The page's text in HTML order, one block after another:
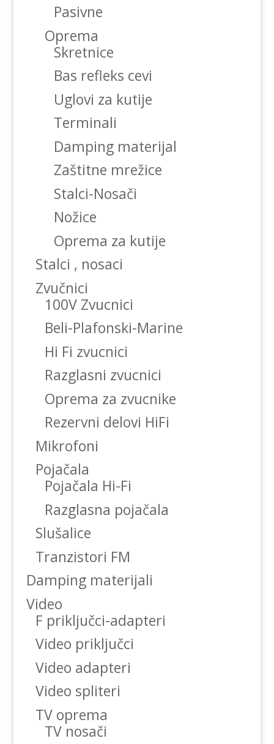
Pasivne
Oprema
Skretnice
Bas refleks cevi
Uglovi za kutije
Terminali
Damping materijal
Zaštitne mrežice
Stalci-Nosači
Nožice
Oprema za kutije
Stalci , nosaci
Zvučnici
100V Zvucnici
Beli-Plafonski-Marine
Hi Fi zvucnici
Razglasni zvucnici
Oprema za zvucnike
Rezervni delovi HiFi
Mikrofoni
Pojačala
Pojačala Hi-Fi
Razglasna pojačala
Slušalice
Tranzistori FM
Damping materijali
Video
F priključci-adapteri
Video priključci
Video adapteri
Video spliteri
TV oprema
TV nosači